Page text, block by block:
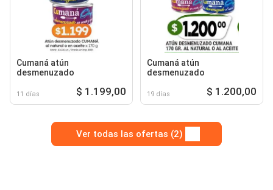
Cumaná atún
desmenuzado
11 días $ 1.199,00
Cumaná atún
desmenuzado
19 días $ 1.200,00
Ver todas las ofertas (2)